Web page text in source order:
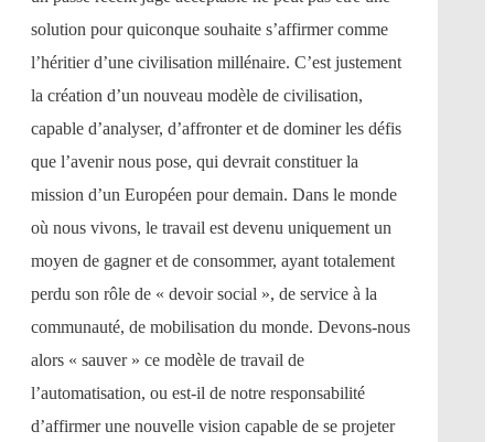
solution pour quiconque souhaite s’affirmer comme
l’héritier d’une civilisation millénaire. C’est justement
la création d’un nouveau modèle de civilisation,
capable d’analyser, d’affronter et de dominer les défis
que l’avenir nous pose, qui devrait constituer la
mission d’un Européen pour demain. Dans le monde
où nous vivons, le travail est devenu uniquement un
moyen de gagner et de consommer, ayant totalement
perdu son rôle de « devoir social », de service à la
communauté, de mobilisation du monde. Devons-nous
alors « sauver » ce modèle de travail de
l’automatisation, ou est-il de notre responsabilité
d’affirmer une nouvelle vision capable de se projeter